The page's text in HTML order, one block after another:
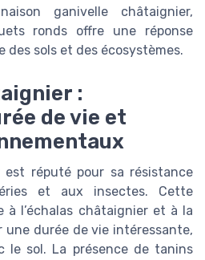
ganivelle châtaignier,
ronds offre une réponse
des sols et des écosystèmes.
:
de vie et
réputé pour sa résistance
et aux insectes. Cette
l’échalas châtaignier et à la
durée de vie intéressante,
le sol. La présence de tanins